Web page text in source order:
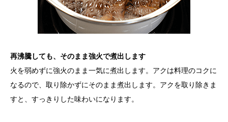
再沸騰しても、そのまま強火で煮出します
火を弱めずに強火のまま一気に煮出します。アクは料理のコクに
なるので、取り除かずにそのまま煮出します。アクを取り除きま
すと、すっきりした味わいになります。